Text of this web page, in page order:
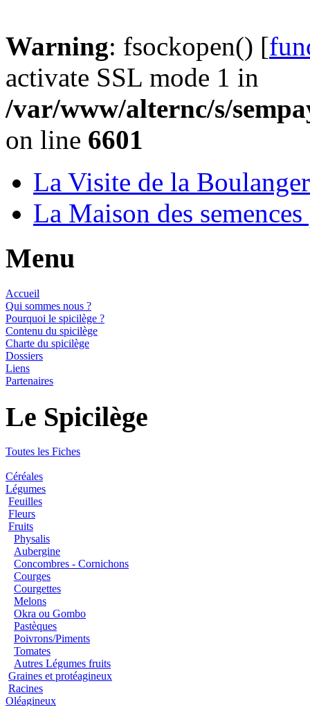
Warning: fsockopen() [
activate SSL mode 1 in
/var/www/alternc/s/
on line 6601
La Visite de la
La Maison des
Menu
Accueil
Qui sommes nous ?
Pourquoi le spicilège ?
Contenu du spicilège
Charte du spicilège
Dossiers
Liens
Partenaires
Le Spicilège
Toutes les Fiches
Céréales
Légumes
Feuilles
Fleurs
Fruits
Physalis
Aubergine
Concombres - Cornichons
Courges
Courgettes
Melons
Okra ou Gombo
Pastèques
Poivrons/Piments
Tomates
Autres Légumes fruits
Graines et protéagineux
Racines
Oléagineux